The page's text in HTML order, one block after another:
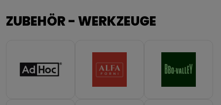
ZUBEHÖR - WERKZEUGE